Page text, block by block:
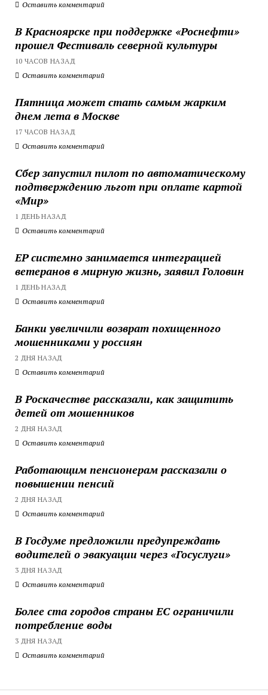
Оставить комментарий
В Красноярске при поддержке «Роснефти»
прошел Фестиваль северной культуры
10 ЧАСОВ НАЗАД
Оставить комментарий
Пятница может стать самым жарким
днем лета в Москве
17 ЧАСОВ НАЗАД
Оставить комментарий
Сбер запустил пилот по автоматическому
подтверждению льгот при оплате картой
«Мир»
1 ДЕНЬ НАЗАД
Оставить комментарий
ЕР системно занимается интеграцией
ветеранов в мирную жизнь, заявил Головин
1 ДЕНЬ НАЗАД
Оставить комментарий
Банки увеличили возврат похищенного
мошенниками у россиян
2 ДНЯ НАЗАД
Оставить комментарий
В Роскачестве рассказали, как защитить
детей от мошенников
2 ДНЯ НАЗАД
Оставить комментарий
Работающим пенсионерам рассказали о
повышении пенсий
2 ДНЯ НАЗАД
Оставить комментарий
В Госдуме предложили предупреждать
водителей о эвакуации через «Госуслуги»
3 ДНЯ НАЗАД
Оставить комментарий
Более ста городов страны ЕС ограничили
потребление воды
3 ДНЯ НАЗАД
Оставить комментарий